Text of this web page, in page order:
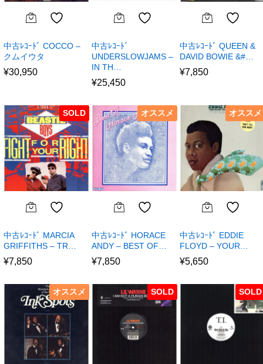
中古ﾚｺｰﾄﾞ COCCO –
クムイウタ
¥30,950
中古ﾚｺｰﾄﾞ
UNDERSLOWJAMS –
IN TH…
¥25,450
中古ﾚｺｰﾄﾞ QUEEN &
DAVID BOWIE &#…
¥7,850
SOLD
中古ﾚｺｰﾄﾞ MARCIA
GRIFFITHS – TR…
¥7,850
オススメ
中古ﾚｺｰﾄﾞ HORACE
ANDY – BEST OF…
¥7,850
オススメ
中古ﾚｺｰﾄﾞ EDDIE
FLOYD – YOUR…
¥5,650
オススメ SOLD SOLD